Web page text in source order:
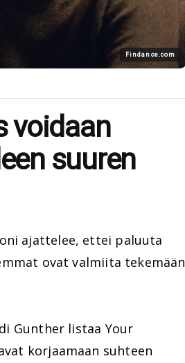
Findance.com
voidaan
suuren
ajattelee, ettei paluuta
ovat valmiita tekemään
Gunther listaa Your
korjaamaan suhteen